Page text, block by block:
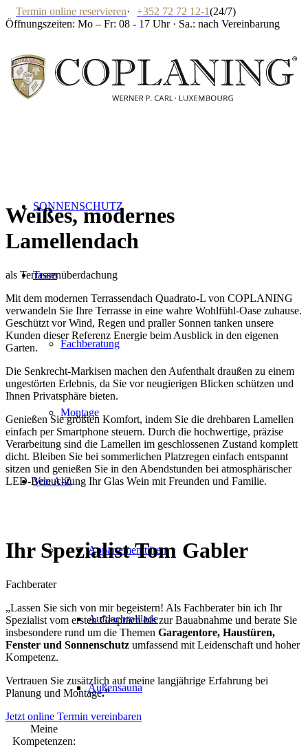
Termin online reservieren· +352 72 72 12-1(24/7)
Öffnungszeiten: Mo – Fr: 08 - 17 Uhr · Sa.: nach Vereinbarung
SONNENSCHUTZ
Team
Fachberatung
Montage
Von A-Z
Appartementtüren
Aufdachrolllade
Außensauna
Weißes, modernes
Lamellendach
als Terrassenüberdachung
Mit dem modernen Terrassendach Quadrato-L von COPLANING
verwandeln Sie Ihre Terrasse in eine wahre Wohlfühl-Oase zuhause.
Geschützt vor Wind, Regen und praller Sonnen tanken unsere
Kunden dieser Referenz Energie beim Ausblick in den eigenen
Garten.
Die Senkrecht-Markisen machen den Aufenthalt draußen zu einem
ungestörten Erlebnis, da Sie vor neugierigen Blicken schützen und
Ihnen Privatsphäre bieten.
Genießen Sie größten Komfort, indem Sie die drehbaren Lamellen
einfach per Smartphone steuern. Durch die hochwertige, präzise
Verarbeitung sind die Lamellen im geschlossenen Zustand komplett
dicht. Bleiben Sie bei sommerlichen Platzregen einfach entspannt
sitzen und genießen Sie in den Abendstunden bei atmosphärischer
LED-Beleuchtung Ihr Glas Wein mit Freunden und Familie.
Ihr SpezialistTom Gabler
Fachberater
„Lassen Sie sich von mir begeistern! Als Fachberater bin ich Ihr
Spezialist vom ersten Gespräch bis zur Bauabnahme und berate Sie
insbesondere rund um die Themen Garagentore, Haustüren,
Fenster und Sonnenschutz umfassend mit Leidenschaft und hoher
Kompetenz.
Vertrauen Sie zusätzlich auf meine langjährige Erfahrung bei
Planung und Montage.”
Jetzt online Termin vereinbaren
Meine
Kompetenzen: